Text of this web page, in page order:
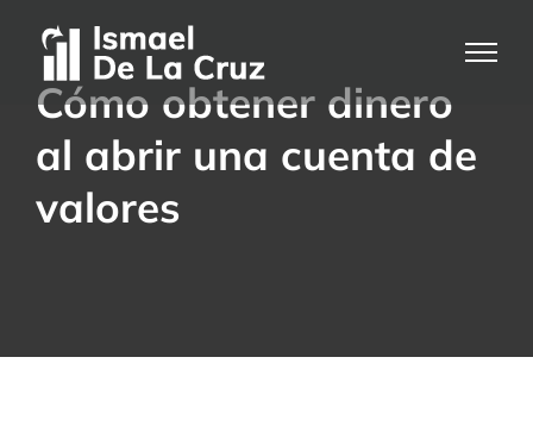
Cómo obtener dinero
al abrir una cuenta de
valores